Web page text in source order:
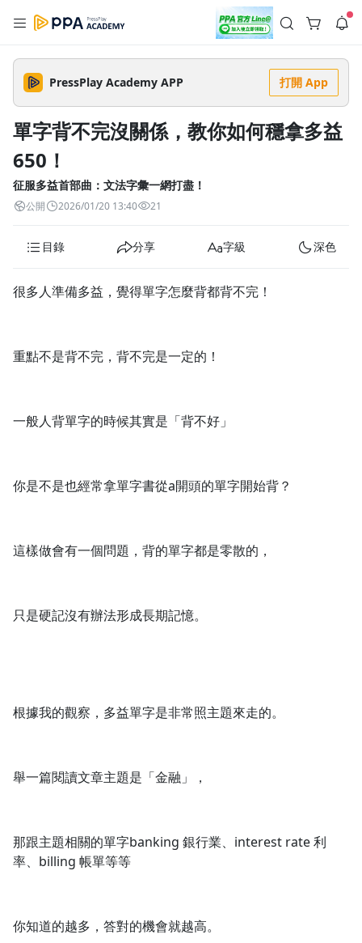
註冊領取 上千元優惠券！
公告
🌞 PPA 避暑津貼．冷氣房升級｜期間快閃活動
🥵 酷暑限時快閃｜單筆滿 NT$2,500 現折 NT$300、再贈最高
2% 點數回饋！🚀 酷暑來襲．偷偷在冷氣房升級 📈⭐️ 【冷氣房
進修 限時開跑】◾單筆滿 NT$2,500 現折 NT$300◾活動期間：
$5,000 回饋 2% 點數🎁 此為 PPA 官方帳號 Line@ 專屬活動，加
入好友👉 享有「渠道專屬活動」及「個人化推播」！
3 天前
PressPlay Academy APP 打開 App
單字背不完沒關係，教你如何穩拿多益
650！
征服多益首部曲：文法字彙一網打盡！
公開 2026/01/20 13:40 21
目錄 分享 字級 深色
很多人準備多益，覺得單字怎麼背都背不完！
重點不是背不完，背不完是一定的！
一般人背單字的時候其實是「背不好」
你是不是也經常拿單字書從a開頭的單字開始背？
這樣做會有一個問題，背的單字都是零散的，
只是硬記沒有辦法形成長期記憶。
根據我的觀察，多益單字是非常照主題來走的。
舉一篇閱讀文章主題是「金融」，
那跟主題相關的單字banking 銀行業、interest rate 利
率、billing 帳單等等
你知道的越多，答對的機會就越高。
--:-- --:--
1.0x
2.0x
1.75x
1.25x
0.75x
追蹤列表
去逛逛
清除全部